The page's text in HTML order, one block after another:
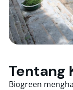
Tentang
Biogreen